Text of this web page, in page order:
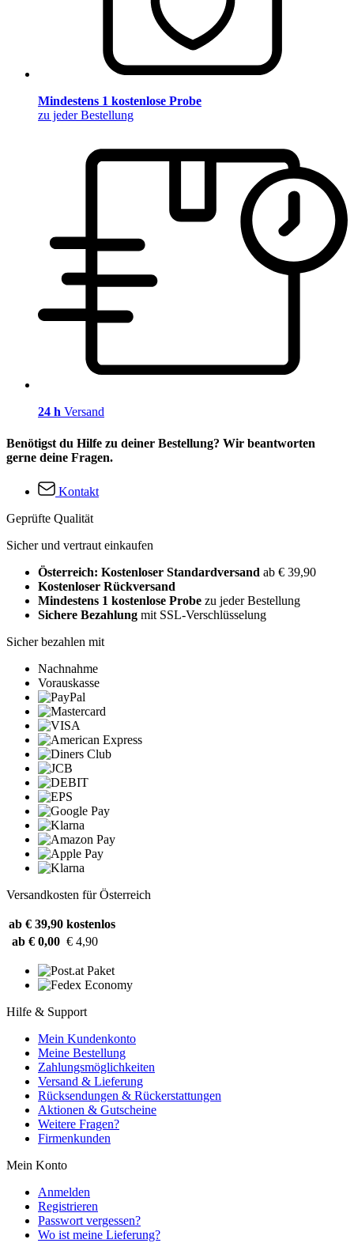
Mindestens 1 kostenlose Probe
zu jeder Bestellung
24 h Versand
Benötigst du Hilfe zu deiner Bestellung? Wir beantworten
gerne deine Fragen.
Kontakt
Geprüfte Qualität
Sicher und vertraut einkaufen
Österreich: Kostenloser Standardversand ab € 39,90
Kostenloser Rückversand
Mindestens 1 kostenlose Probe zu jeder Bestellung
Sichere Bezahlung mit SSL-Verschlüsselung
Sicher bezahlen mit
Nachnahme
Vorauskasse
Versandkosten für Österreich
ab € 39,90 kostenlos
ab € 0,00 € 4,90
Hilfe & Support
Mein Kundenkonto
Meine Bestellung
Zahlungsmöglichkeiten
Versand & Lieferung
Rücksendungen & Rückerstattungen
Aktionen & Gutscheine
Weitere Fragen?
Firmenkunden
Mein Konto
Anmelden
Registrieren
Passwort vergessen?
Wo ist meine Lieferung?